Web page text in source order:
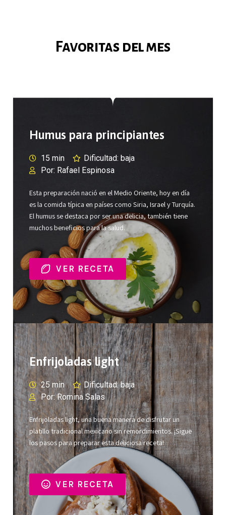
Favoritas del mes
Humus para principiantes
15 min
Dificultad: baja
Por: Rafael Espinosa
Esta preparación nació en el Medio Oriente, hoy en día
es la comida típica en países como Siria, Israel y Turquía.
El humus se destaca por ser una delicia, también tiene
muchos beneficios para la salud.
VER RECETA
Enfrijoladas light
25 min
Dificultad: baja
Por: Romina Salas
Enfrijoladas light, una buena manera de disfrutar un
platillo tradicional mexicano sin remordimientos. ¡Sigue
los pasos para preparar esta deliciosa receta!
VER RECETA